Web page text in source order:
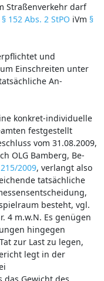
Straßenverkehr darf
§ 152 Abs. 2 StPO iVm §
und
Einschreiten unter
An-
konkret-individuelle
festgestellt
vom 31.08.2009,
OLG Bamberg, Be-
2009, verlangt also
tatsächliche
besteht, vgl.
4 m.w.N. Es genügen
hingegen
zur Last zu legen,
legt in der
Gewicht des